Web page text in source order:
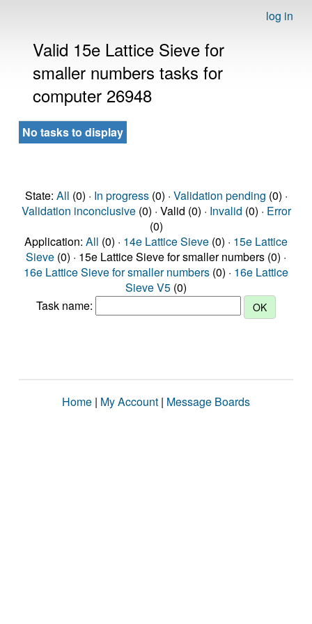
log in
Valid 15e Lattice Sieve for
smaller numbers tasks for
computer 26948
No tasks to display
State: All (0) · In progress(0) · Validation pending (0) ·
Validation inconclusive(0) · Valid (0) · Invalid (0) · Error
(0)
Application: All (0) · 14e Lattice Sieve (0) · 15e Lattice
Sieve (0) · 15e Lattice Sieve for smaller numbers (0) ·
16e Lattice Sieve for smaller numbers (0) · 16e Lattice
Sieve V5 (0)
Task name:
Home | My Account | Message Boards